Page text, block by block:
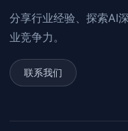
分享行业经验、探索AI
业竞争力。
联系我们